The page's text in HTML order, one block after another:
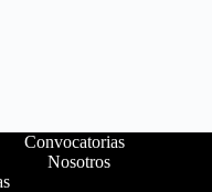
Convocatorias
Nosotros